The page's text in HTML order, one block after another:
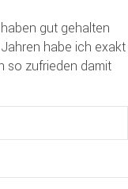
gut gehalten
habe ich exakt
so zufrieden damit